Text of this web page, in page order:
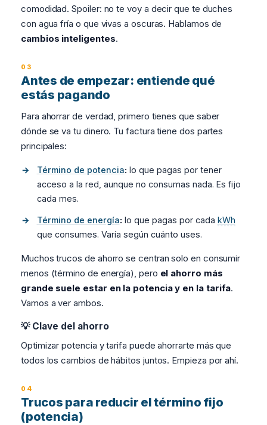
comodidad. Spoiler: no te voy a decir que te duches
con agua fría o que vivas a oscuras. Hablamos de
cambios inteligentes.
Antes de empezar: entiende qué
estás pagando
Para ahorrar de verdad, primero tienes que saber
dónde se va tu dinero. Tu factura tiene dos partes
principales:
Término de potencia: lo que pagas por tener
acceso a la red, aunque no consumas nada. Es fijo
cada mes.
Término de energía: lo que pagas por cada kWh
que consumes. Varía según cuánto uses.
Muchos trucos de ahorro se centran solo en consumir
menos (término de energía), pero el ahorro más
grande suele estar en la potencia y en la tarifa.
Vamos a ver ambos.
💡 Clave del ahorro
Optimizar potencia y tarifa puede ahorrarte más que
todos los cambios de hábitos juntos. Empieza por ahí.
Trucos para reducir el término fijo
(potencia)